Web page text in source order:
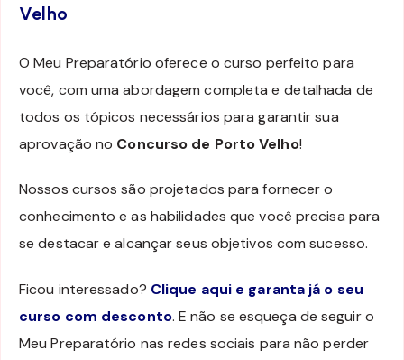
Velho
O Meu Preparatório oferece o curso perfeito para
você, com uma abordagem completa e detalhada de
todos os tópicos necessários para garantir sua
aprovação no Concurso de Porto Velho!
Nossos cursos são projetados para fornecer o
conhecimento e as habilidades que você precisa para
se destacar e alcançar seus objetivos com sucesso.
Ficou interessado? Clique aqui e garanta já o seu
curso com desconto. E não se esqueça de seguir o
Meu Preparatório nas redes sociais para não perder